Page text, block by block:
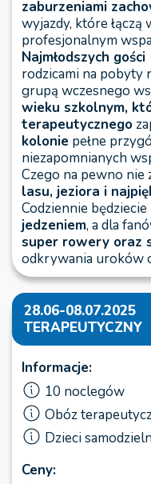
zaburzeniami
wyjazdy, które łączą
profesjonalnym
Najmłodszych
rodzicami na pobyty
grupą wczesnego
wieku szkolnym,
terapeutycznego
kolonie pełne
niezapomnianych
Czego na pewno nie
lasu, jeziora i
Codziennie
jedzeniem, a dla
super rowery oraz
odkrywania uroków
28.06-08.07.2025
TERAPEUTYCZNY
Informacje:
10 noclegów
Obóz
Dzieci
Ceny: